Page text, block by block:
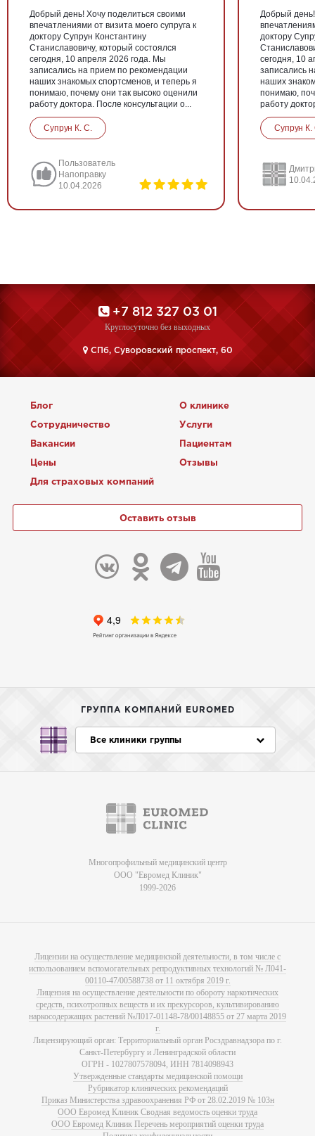
Добрый день! Хочу поделиться своими
впечатлениями от визита моего супруга к
доктору Супрун Константину
Станиславовичу, который состоялся
сегодня, 10 апреля 2026 года. Мы
записались на прием по рекомендации
наших знакомых спортсменов, и теперь я
понимаю, почему они так высоко оценили
работу доктора. После консультации о...
Супрун К. С.
Пользователь
Напоправку
10.04.2026
Добрый
доктору
сегодня, 10
записались
наших
понимаю,
работу
Супрун К.
+7 812 327 03 01
Круглосуточно без выходных
CПб, Суворовский проспект, 60
Блог О клинике
Сотрудничество Услуги
Вакансии Пациентам
Цены Отзывы
Для страховых компаний
Оставить отзыв
ГРУППА КОМПАНИЙ EUROMED
Все клиники группы
Многопрофильный медицинский центр
ООО "Евромед Клиник"
1999-2026
Лицензии на осуществление медицинской деятельности, в том числе с
использованием вспомогательных репродуктивных технологий № Л041-
00110-47/00588738 от 11 октября 2019 г.
Лицензия на осуществление деятельности по обороту наркотических
средств, психотропных веществ и их прекурсоров, культивированию
наркосодержащих растений №Л017-01148-78/00148855 от 27 марта 2019
г.
Лицензирующий орган: Территориальный орган Росздравнадзора по г.
Санкт-Петербургу и Ленинградской области
ОГРН - 1027807578094, ИНН 7814098943
Утвержденные стандарты медицинской помощи
Рубрикатор клинических рекомендаций
Приказ Министерства здравоохранения РФ от 28.02.2019 № 103н
ООО Евромед Клиник Сводная ведомость оценки труда
ООО Евромед Клиник Перечень мероприятий оценки труда